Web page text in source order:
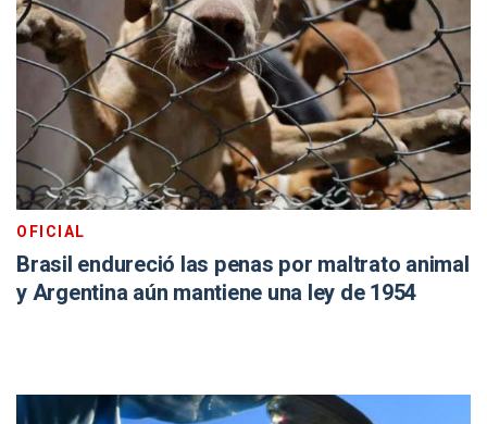
OFICIAL
Brasil endureció las penas por maltrato animal
y Argentina aún mantiene una ley de 1954